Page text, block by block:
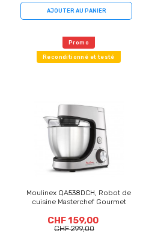
AJOUTER AU PANIER
Promo
Reconditionné et testé
Moulinex QA538DCH, Robot de
cuisine Masterchef Gourmet
CHF 159,00
CHF 299,00